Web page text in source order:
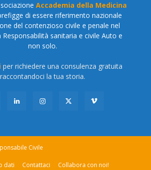
Accademia della Medicina
di essere riferimento nazionale
del contenzioso civile e penale nel
Responsabilità sanitaria e civile Auto e
non solo.
per richiedere una consulenza gratuita
raccontandoci la tua storia.
Civile
dati Contattaci Collabora con noi!